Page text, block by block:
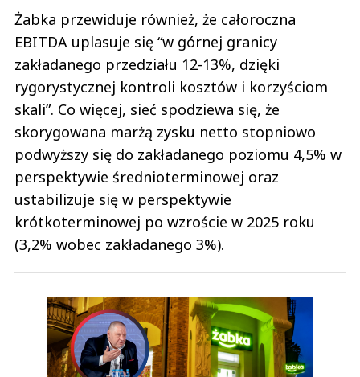
Żabka przewiduje również, że całoroczna
EBITDA uplasuje się “w górnej granicy
zakładanego przedziału 12-13%, dzięki
rygorystycznej kontroli kosztów i korzyściom
skali”. Co więcej, sieć spodziewa się, że
skorygowana marżą zysku netto stopniowo
podwyższy się do zakładanego poziomu 4,5% w
perspektywie średnioterminowej oraz
ustabilizuje się w perspektywie
krótkoterminowej po wzroście w 2025 roku
(3,2% wobec zakładanego 3%).